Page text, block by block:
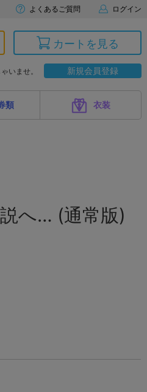
よくあるご質問 ログイン
カートを見る
いませ。 新規会員登録
類 衣装
へ… (通常版)